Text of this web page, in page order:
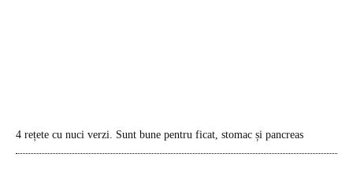
4 rețete cu nuci verzi. Sunt bune pentru ficat, stomac și pancreas